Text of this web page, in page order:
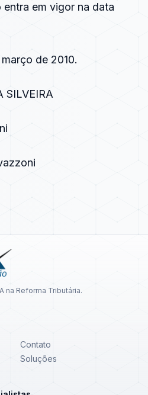
em vigor na data
de 2010.
SILVEIRA
na Reforma Tributária.
Contato
Soluções